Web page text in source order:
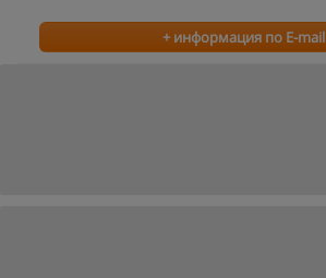
+ информация по E-mail